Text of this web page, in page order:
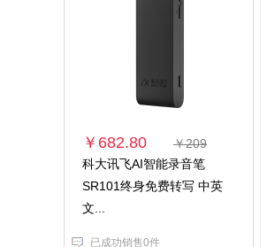
￥682.80
￥209
科大讯飞AI智能录音笔
SR101终身免费转写 中英
文...
已成功销售0件